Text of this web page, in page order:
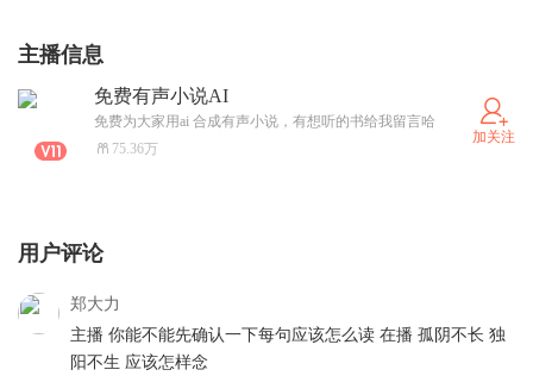
主播信息
免费有声小说AI
免费为大家用ai 合成有声小说，有想听的书给我留言哈
75.36万
加关注
用户评论
郑大力
主播 你能不能先确认一下每句应该怎么读 在播 孤阴不长 独
阳不生 应该怎样念